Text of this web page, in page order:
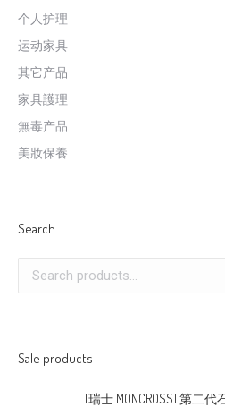
个人护理
运动家具
其它产品
家具護理
無毒产品
美妝保養
Search
Sale products
[瑞士 MONCROSS] 第二代